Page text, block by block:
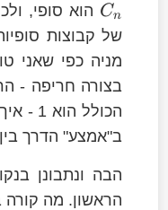
Cn הוא סופי,
של קבוצות
מניה כפי שאני
בצורה חריפה -
הכולל הוא 1 - איך ייתכן שיוותרו ב-
ב"אמצע" הדרך
הבה ונתבונן
הראשון. מה קורה